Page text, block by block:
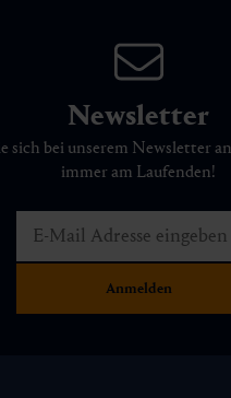
Newsletter
sich bei unserem Newsletter
immer am Laufenden!